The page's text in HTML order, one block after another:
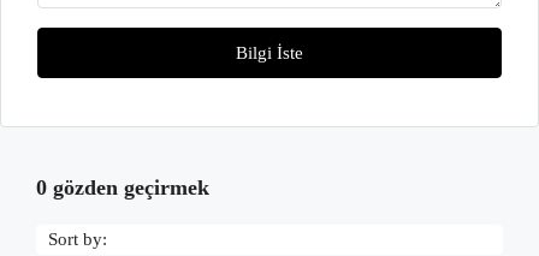
Bilgi İste
0 gözden geçirmek
Sort by: